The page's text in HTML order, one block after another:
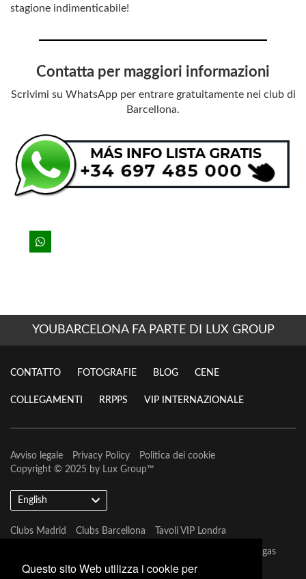
Questo sito Web utilizza i cookie per
stagione indimenticabile!
Contatta per maggiori informazioni
Scrivimi su WhatsApp per entrare gratuitamente nei club di
Barcellona.
YOUBARCELONA FA PARTE DI LUX GROUP
CONTATTO FOTOGRAFIE BLOG CENE
COLLEGAMENTI RRPPS VIP INTERNAZIONALE
Avviso legale Privacy Policy
Politica dei cookie
Copyright © 2025 by Lux Group™
English
Clubs Madrid Clubs Barcellona Tavoli VIP Londra
Tavoli VIP Las Vegas